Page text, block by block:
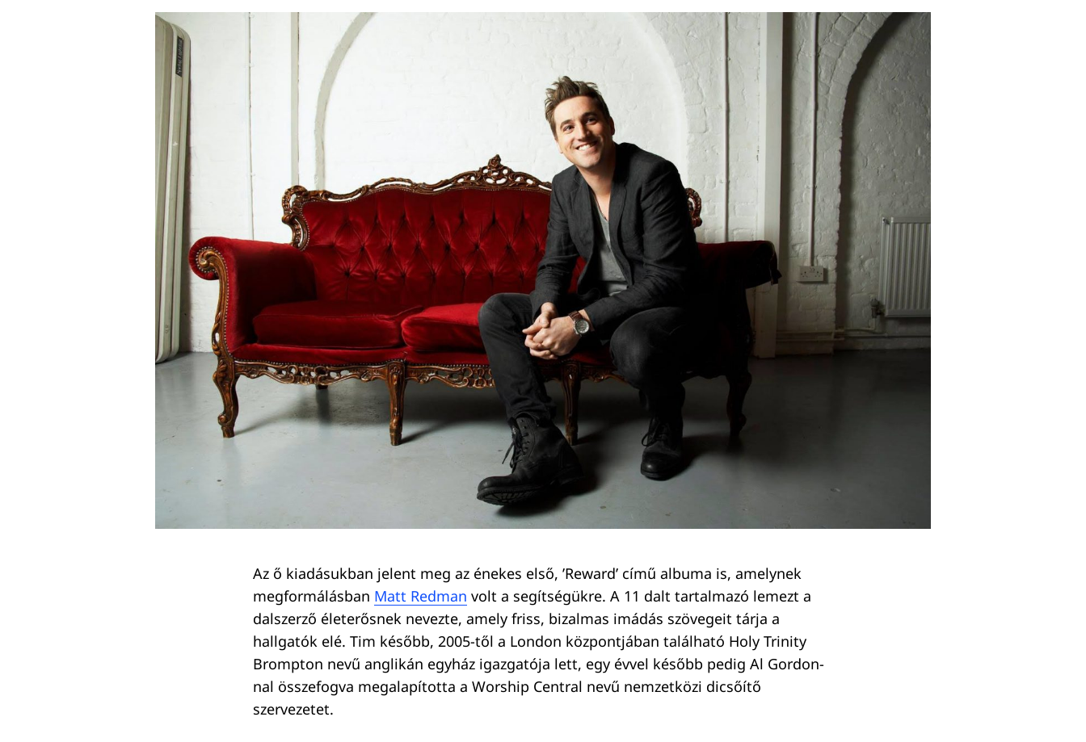
Az ő kiadásukban jelent meg az énekes első, ’Reward’ című albuma is, amelynek
megformálásban Matt Redman volt a segítségükre. A 11 dalt tartalmazó lemezt a
dalszerző életerősnek nevezte, amely friss, bizalmas imádás szövegeit tárja a
hallgatók elé. Tim később, 2005-től a London központjában található Holy Trinity
Brompton nevű anglikán egyház igazgatója lett, egy évvel később pedig Al Gordon-
nal összefogva megalapította a Worship Central nevű nemzetközi dicsőítő
szervezetet.